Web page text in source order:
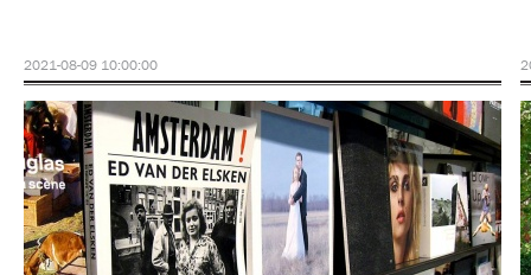
2021-08-09 10:00:00